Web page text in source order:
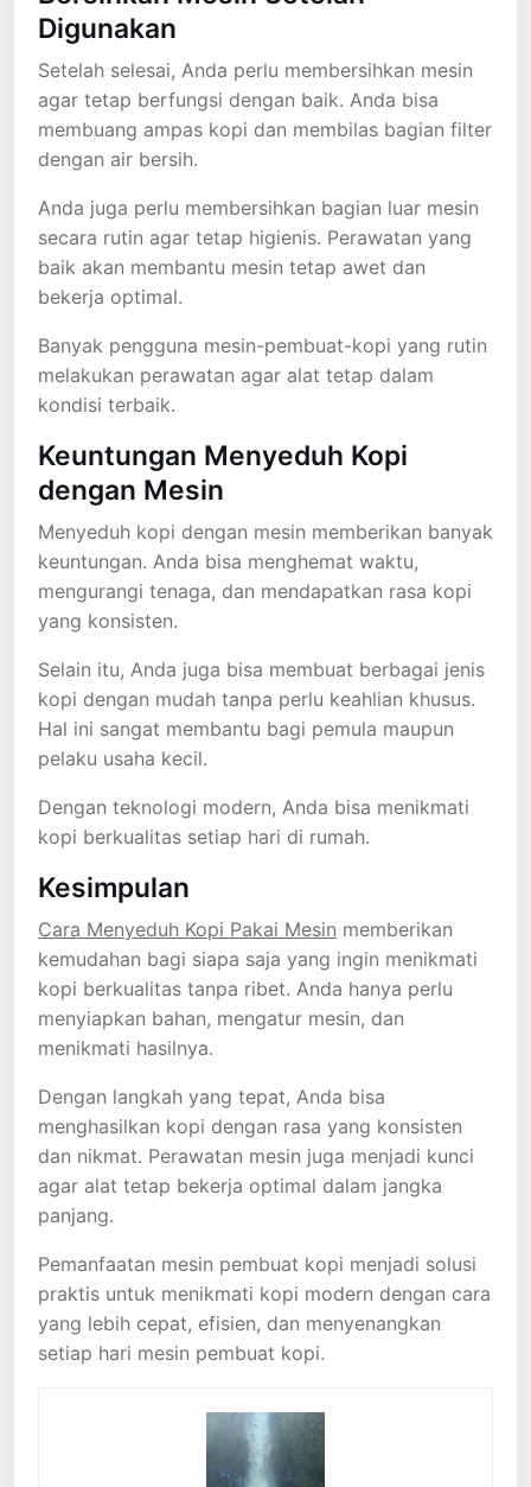
Digunakan
Setelah selesai, Anda perlu membersihkan mesin
agar tetap berfungsi dengan baik. Anda bisa
membuang ampas kopi dan membilas bagian filter
dengan air bersih.
Anda juga perlu membersihkan bagian luar mesin
secara rutin agar tetap higienis. Perawatan yang
baik akan membantu mesin tetap awet dan
bekerja optimal.
Banyak pengguna mesin-pembuat-kopi yang rutin
melakukan perawatan agar alat tetap dalam
kondisi terbaik.
Keuntungan Menyeduh Kopi
dengan Mesin
Menyeduh kopi dengan mesin memberikan banyak
keuntungan. Anda bisa menghemat waktu,
mengurangi tenaga, dan mendapatkan rasa kopi
yang konsisten.
Selain itu, Anda juga bisa membuat berbagai jenis
kopi dengan mudah tanpa perlu keahlian khusus.
Hal ini sangat membantu bagi pemula maupun
pelaku usaha kecil.
Dengan teknologi modern, Anda bisa menikmati
kopi berkualitas setiap hari di rumah.
Kesimpulan
Cara Menyeduh Kopi Pakai Mesin memberikan
kemudahan bagi siapa saja yang ingin menikmati
kopi berkualitas tanpa ribet. Anda hanya perlu
menyiapkan bahan, mengatur mesin, dan
menikmati hasilnya.
Dengan langkah yang tepat, Anda bisa
menghasilkan kopi dengan rasa yang konsisten
dan nikmat. Perawatan mesin juga menjadi kunci
agar alat tetap bekerja optimal dalam jangka
panjang.
Pemanfaatan mesin pembuat kopi menjadi solusi
praktis untuk menikmati kopi modern dengan cara
yang lebih cepat, efisien, dan menyenangkan
setiap hari mesin pembuat kopi.